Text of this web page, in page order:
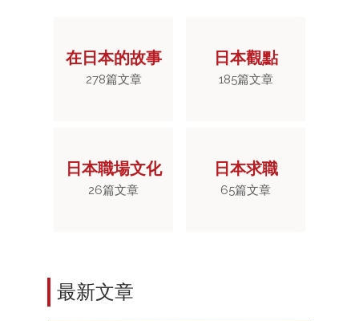
在日本的故事
278篇文章
日本觀點
185篇文章
日本職場文化
26篇文章
日本求職
65篇文章
最新文章